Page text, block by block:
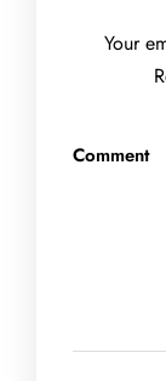
Your
Comment